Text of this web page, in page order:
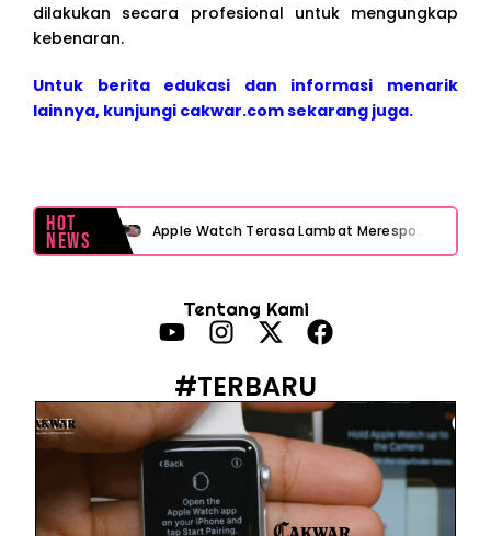
dilakukan secara profesional untuk mengungkap
kebenaran.
Untuk berita edukasi dan informasi menarik
lainnya, kunjungi cakwar.com sekarang juga.
Hot
News Apple Watch Terasa Lambat Merespons? Cek Dulu Sebelum Reset atau Servis
Prabowo Sebut ‘Londo Ireng’, Ray Rangkuti Desak DPR Bersikap, Ini Ulasan Politiknya
Tentang Kami
#TERBARU